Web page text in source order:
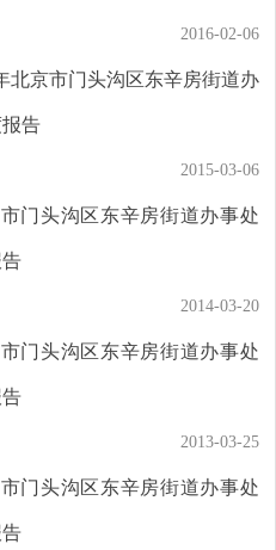
2016-02-06
北京市门头沟区东辛房街道办
告
2015-03-06
门头沟区东辛房街道办事处
2014-03-20
门头沟区东辛房街道办事处
2013-03-25
门头沟区东辛房街道办事处